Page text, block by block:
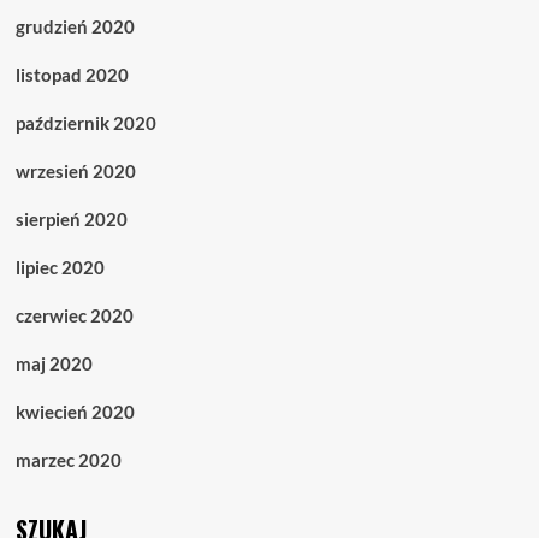
grudzień 2020
listopad 2020
październik 2020
wrzesień 2020
sierpień 2020
lipiec 2020
czerwiec 2020
maj 2020
kwiecień 2020
marzec 2020
SZUKAJ